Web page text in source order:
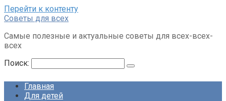
Перейти к контенту
Советы для всех
Самые полезные и актуальные советы для всех-всех-
всех
Поиск:
Главная
Для детей